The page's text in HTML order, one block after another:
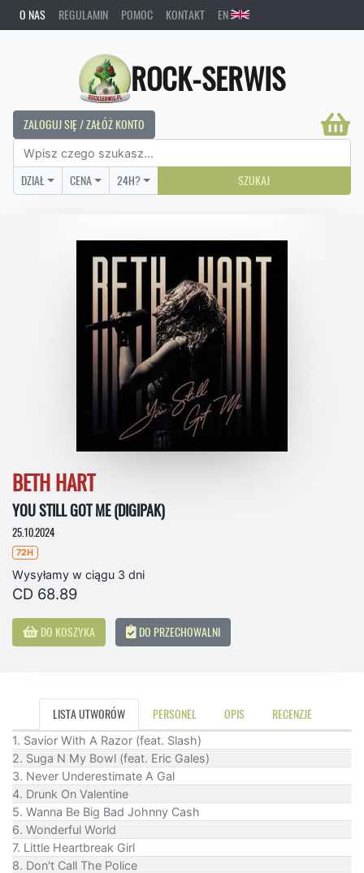
O NAS REGULAMIN POMOC KONTAKT EN
ROCK-SERWIS
ZALOGUJ SIĘ / ZAŁÓŻ KONTO
DZIAŁ CENA 24H? SZUKAJ
BETH HART
YOU STILL GOT ME (DIGIPAK)
25.10.2024
72H
Wysyłamy w ciągu 3 dni
CD 68.89
DO KOSZYKA DO PRZECHOWALNI
LISTA UTWORÓW PERSONEL OPIS RECENZJE
1. Savior With A Razor (feat. Slash)
2. Suga N My Bowl (feat. Eric Gales)
3. Never Underestimate A Gal
4. Drunk On Valentine
5. Wanna Be Big Bad Johnny Cash
6. Wonderful World
7. Little Heartbreak Girl
8. Don't Call The Police